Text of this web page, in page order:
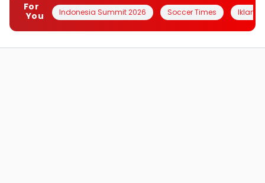
For
You
Indonesia Summit 2026 Soccer Times Iklanin